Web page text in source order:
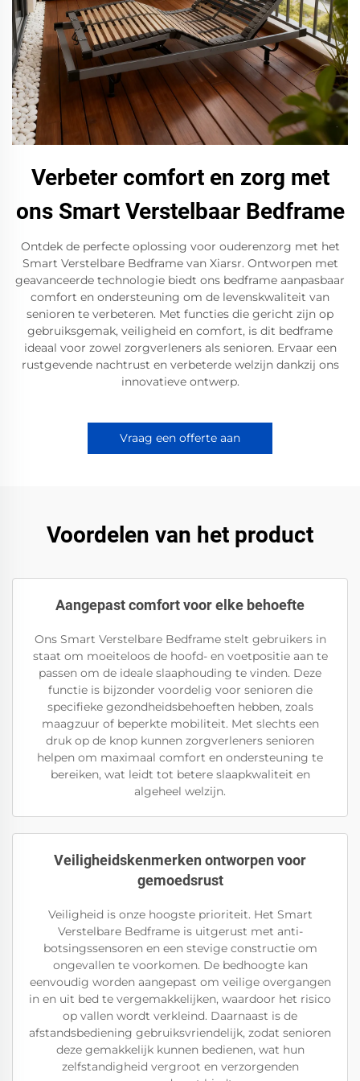
Verbeter comfort en zorg met
ons Smart Verstelbaar Bedframe
Ontdek de perfecte oplossing voor ouderenzorg met het
Smart Verstelbare Bedframe van Xiarsr. Ontworpen met
geavanceerde technologie biedt ons bedframe aanpasbaar
comfort en ondersteuning om de levenskwaliteit van
senioren te verbeteren. Met functies die gericht zijn op
gebruiksgemak, veiligheid en comfort, is dit bedframe
ideaal voor zowel zorgverleners als senioren. Ervaar een
rustgevende nachtrust en verbeterde welzijn dankzij ons
innovatieve ontwerp.
Vraag een offerte aan
Voordelen van het product
Aangepast comfort voor elke behoefte
Ons Smart Verstelbare Bedframe stelt gebruikers in
staat om moeiteloos de hoofd- en voetpositie aan te
passen om de ideale slaaphouding te vinden. Deze
functie is bijzonder voordelig voor senioren die
specifieke gezondheidsbehoeften hebben, zoals
maagzuur of beperkte mobiliteit. Met slechts een
druk op de knop kunnen zorgverleners senioren
helpen om maximaal comfort en ondersteuning te
bereiken, wat leidt tot betere slaapkwaliteit en
algeheel welzijn.
Veiligheidskenmerken ontworpen voor
gemoedsrust
Veiligheid is onze hoogste prioriteit. Het Smart
Verstelbare Bedframe is uitgerust met anti-
botsingssensoren en een stevige constructie om
ongevallen te voorkomen. De bedhoogte kan
eenvoudig worden aangepast om veilige overgangen
in en uit bed te vergemakkelijken, waardoor het risico
op vallen wordt verkleind. Daarnaast is de
afstandsbediening gebruiksvriendelijk, zodat senioren
deze gemakkelijk kunnen bedienen, wat hun
zelfstandigheid vergroot en verzorgenden